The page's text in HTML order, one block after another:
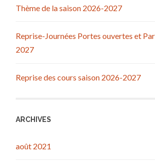
Thème de la saison 2026-2027
Reprise-Journées Portes ouvertes et
2027
Reprise des cours saison 2026-2027
ARCHIVES
août 2021